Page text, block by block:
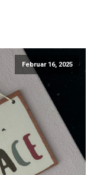
Februar 16, 2025